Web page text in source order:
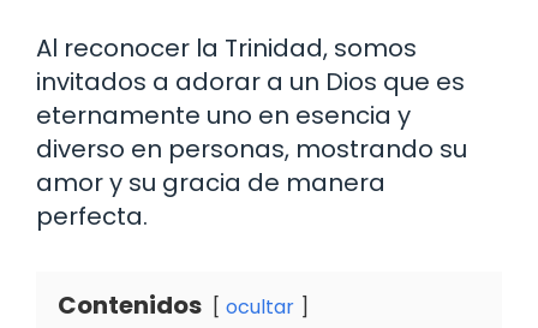
Al reconocer la Trinidad, somos
invitados a adorar a un Dios que es
eternamente uno en esencia y
diverso en personas, mostrando su
amor y su gracia de manera
perfecta.
Contenidos ocultar